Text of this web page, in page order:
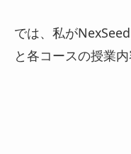
では、私が
と各コースの授業